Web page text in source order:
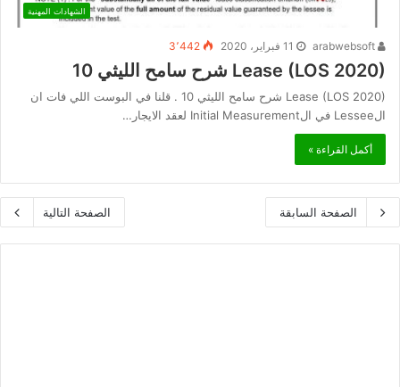
الشهادات المهنية
11 فبراير، 2020 3٬442
Lease (LOS 2020) شرح سامح الليثي 10
Lease (LOS 2020) شرح سامح الليثي 10 . قلنا في البوست اللي فات ان
الLessee في الInitial Measurement لعقد الايجار…
أكمل القراءة »
الصفحة السابقة الصفحة التالية